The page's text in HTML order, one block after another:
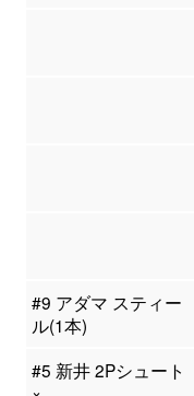
#9 アダマ スティー
ル(1本)
#5 新井 2Pシュート